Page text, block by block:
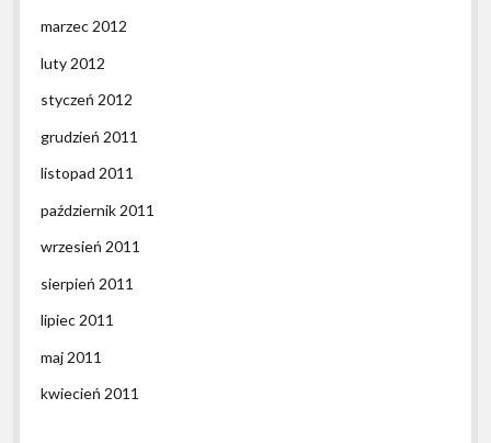
marzec 2012
luty 2012
styczeń 2012
grudzień 2011
listopad 2011
październik 2011
wrzesień 2011
sierpień 2011
lipiec 2011
maj 2011
kwiecień 2011